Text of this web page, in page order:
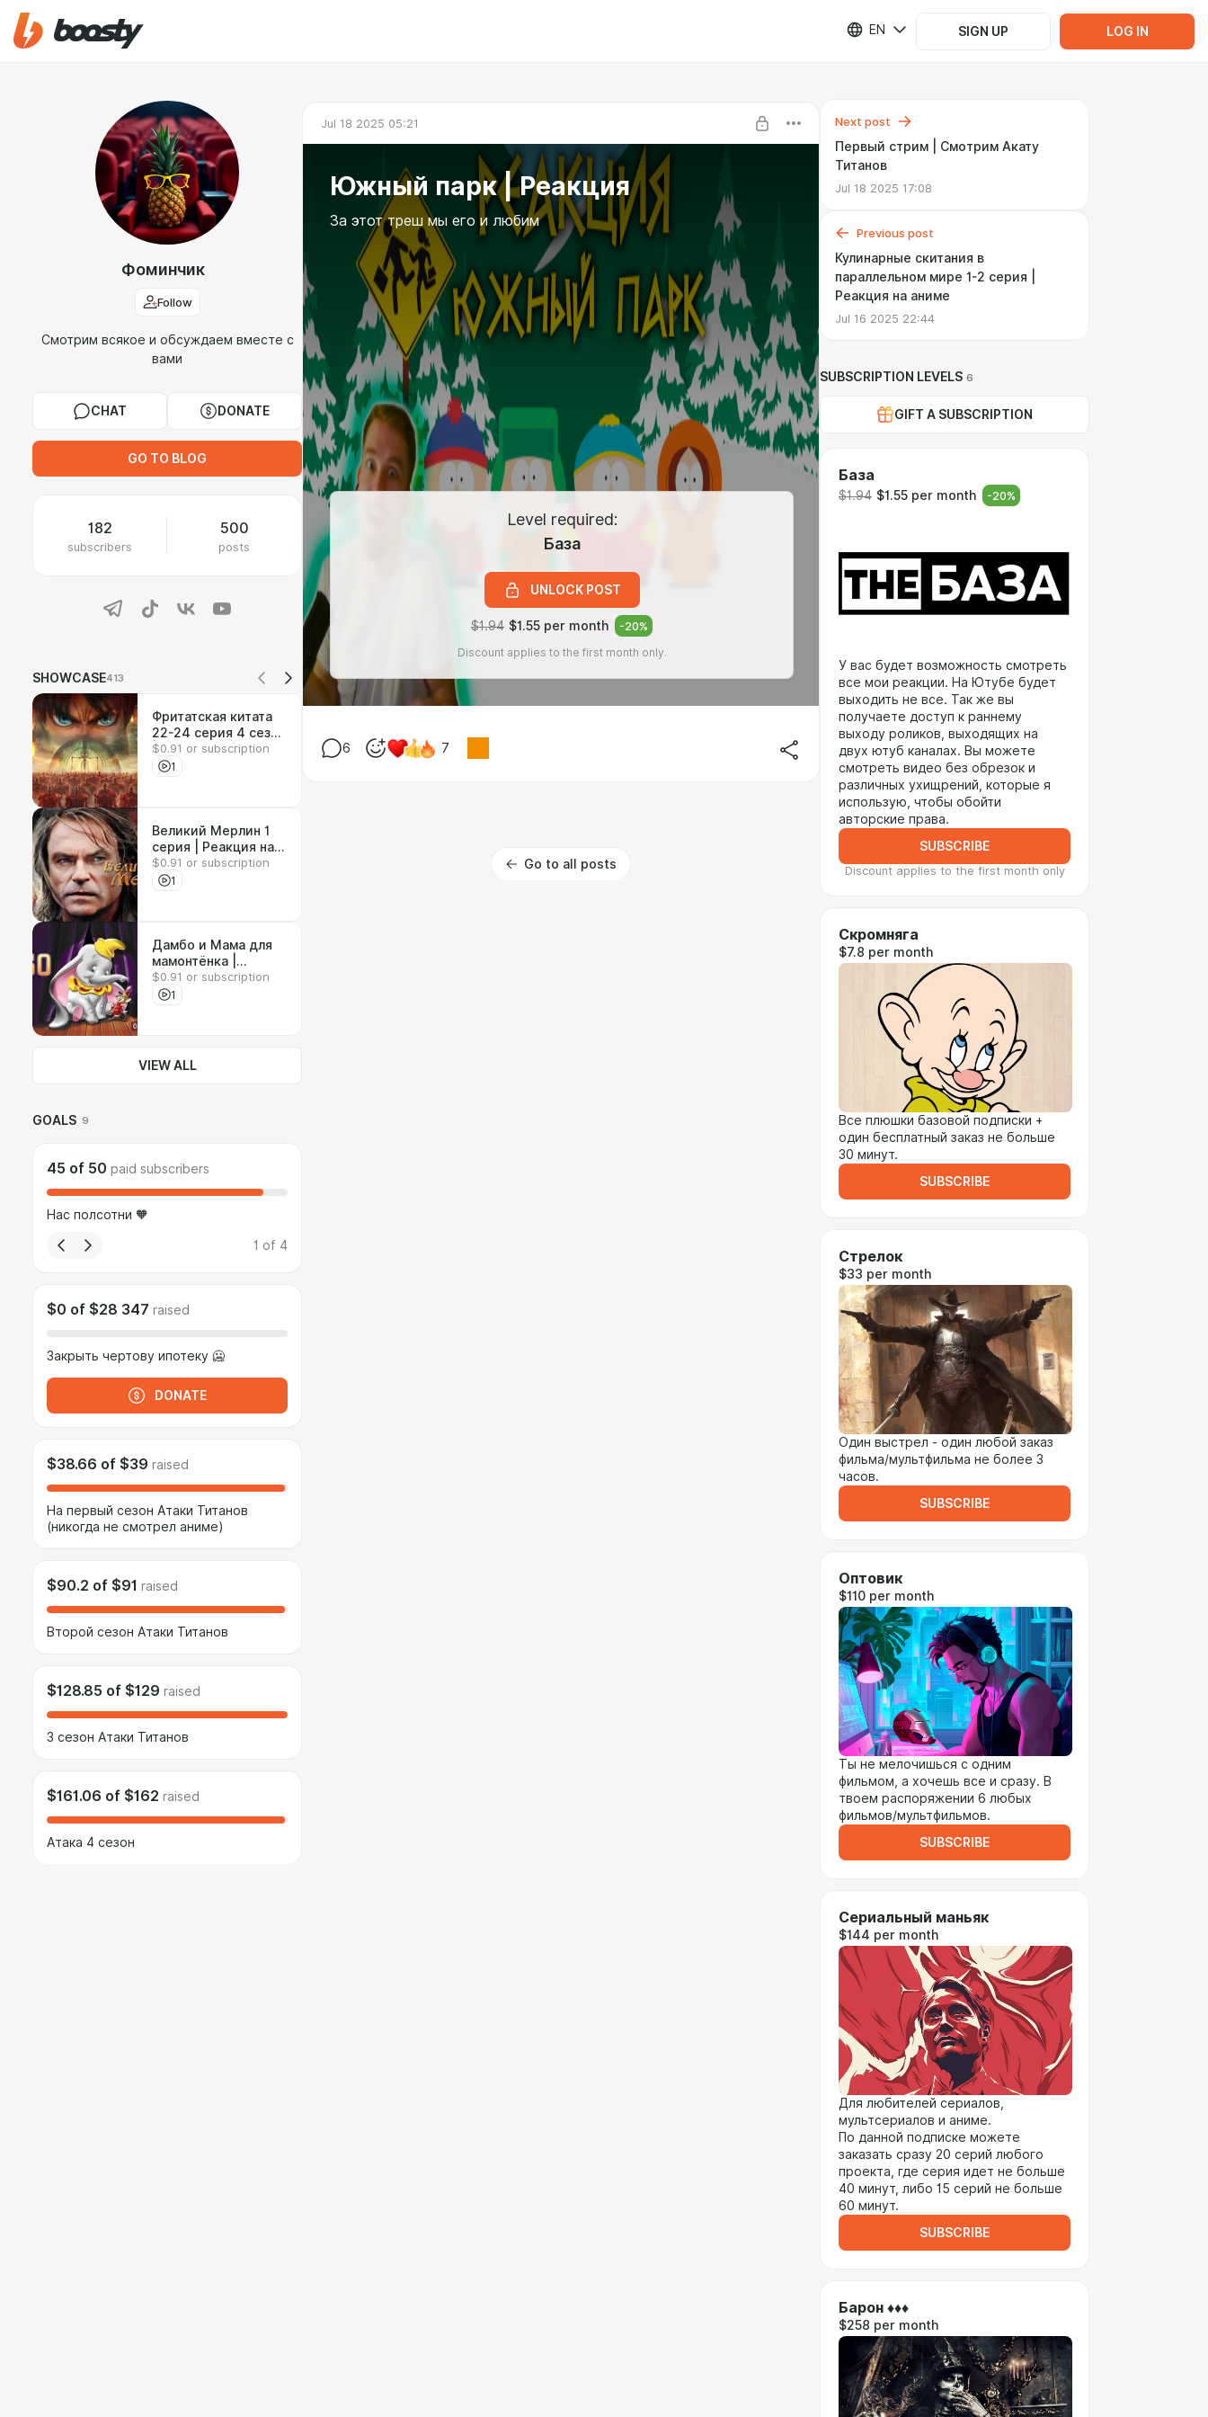
EN SIGN UP LOG IN
Фоминчик
Follow
Смотрим всякое и обсуждаем вместе с
вами
CHAT DONATE
GO TO BLOG
182
subscribers
500
posts
SHOWCASE413
Фритатская китата
22-24 серия 4 сезон
| Реакция на аниме
$0.91 or subscription
1
Великий Мерлин 1
серия | Реакция на
сериал
$0.91 or subscription
1
Дамбо и Мама для
мамонтёнка |
Реакция на
мультфильмы
$0.91 or subscription
1
VIEW ALL
GOALS 9
45 of 50 paid subscribers
Нас полсотни 🧡
1 of 4
$0 of $28 347 raised
Закрыть чертову ипотеку 🥶
DONATE
$38.66 of $39 raised
На первый сезон Атаки Титанов
(никогда не смотрел аниме)
$90.2 of $91 raised
Второй сезон Атаки Титанов
$128.85 of $129 raised
3 сезон Атаки Титанов
$161.06 of $162 raised
Атака 4 сезон
Jul 18 2025 05:21
Южный парк | Реакция
За этот треш мы его и любим
Level required:
База
UNLOCK POST
$1.94 $1.55 per month -20%
Discount applies to the first month only.
6 7
Go to all posts
Next post
Первый стрим | Смотрим Акату
Титанов
Jul 18 2025 17:08
Previous post
Кулинарные скитания в
параллельном мире 1-2 серия |
Реакция на аниме
Jul 16 2025 22:44
SUBSCRIPTION LEVELS 6
GIFT A SUBSCRIPTION
База
$1.94 $1.55 per month -20%
У вас будет возможность смотреть
все мои реакции. На Ютубе будет
выходить не все. Так же вы
получаете доступ к раннему
выходу роликов, выходящих на
двух ютуб каналах. Вы можете
смотреть видео без обрезок и
различных ухищрений, которые я
использую, чтобы обойти
авторские права.
SUBSCRIBE
Discount applies to the first month only
Скромняга
$7.8 per month
Все плюшки базовой подписки +
один бесплатный заказ не больше
30 минут.
SUBSCRIBE
Стрелок
$33 per month
Один выстрел - один любой заказ
фильма/мультфильма не более 3
часов.
SUBSCRIBE
Оптовик
$110 per month
Ты не мелочишься с одним
фильмом, а хочешь все и сразу. В
твоем распоряжении 6 любых
фильмов/мультфильмов.
SUBSCRIBE
Сериальный маньяк
$144 per month
Для любителей сериалов,
мультсериалов и аниме.
По данной подписке можете
заказать сразу 20 серий любого
проекта, где серия идет не больше
40 минут, либо 15 серий не больше
60 минут.
SUBSCRIBE
Барон ♦♦♦
$258 per month